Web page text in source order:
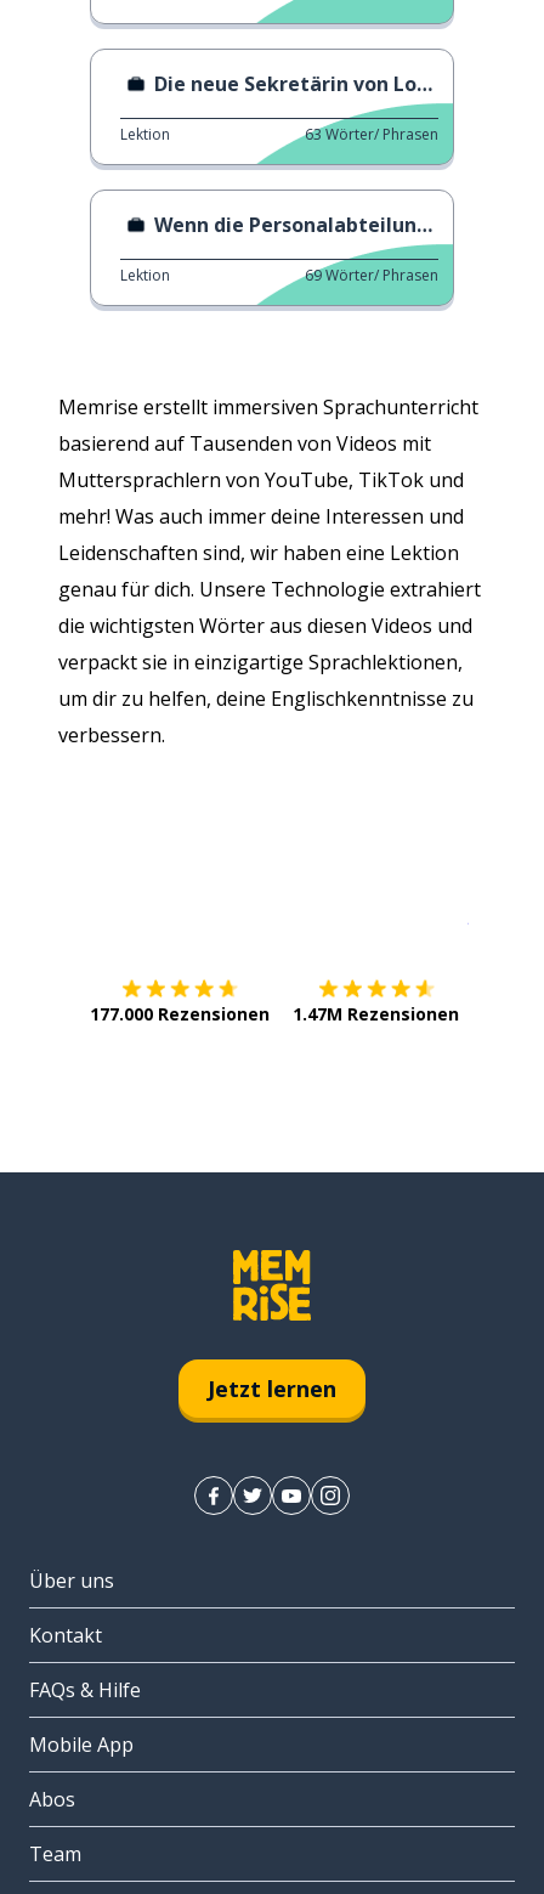
Memrise erstellt immersiven Sprachunterricht
basierend auf Tausenden von Videos mit
Muttersprachlern von YouTube, TikTok und
mehr! Was auch immer deine Interessen und
Leidenschaften sind, wir haben eine Lektion
genau für dich. Unsere Technologie extrahiert
die wichtigsten Wörter aus diesen Videos und
verpackt sie in einzigartige Sprachlektionen,
um dir zu helfen, deine Englischkenntnisse zu
verbessern.
Die neue Sekretärin von Louis
Lektion 63Wörter/ Phrasen
Wenn die Personalabteilung ehrlich wäre
Lektion 69Wörter/ Phrasen
177.000 Rezensionen 1.47M Rezensionen
Jetzt lernen
Über uns
Kontakt
FAQs & Hilfe
Mobile App
Abos
Team